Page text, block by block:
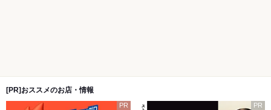
[PR]おススメのお店・情報
PR PR